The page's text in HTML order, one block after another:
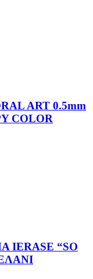
ART 0.5mm
COLOR
IERASE “SO